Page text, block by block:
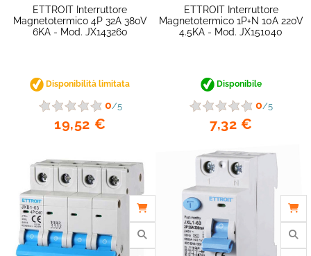
ETTROIT Interruttore
Magnetotermico 4P 32A 380V
6KA - Mod. JX143260
Disponibilità limitata
0/5
19,52 €
ETTROIT Interruttore
Magnetotermico 1P+N 10A 220V
4.5KA - Mod. JX151040
Disponibile
0/5
7,32 €